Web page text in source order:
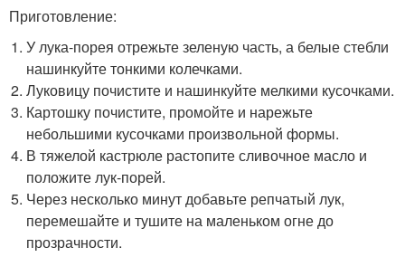
Приготовление:
У лука-порея отрежьте зеленую часть, а белые стебли
нашинкуйте тонкими колечками.
Луковицу почистите и нашинкуйте мелкими кусочками.
Картошку почистите, промойте и нарежьте
небольшими кусочками произвольной формы.
В тяжелой кастрюле растопите сливочное масло и
положите лук-порей.
Через несколько минут добавьте репчатый лук,
перемешайте и тушите на маленьком огне до
прозрачности.